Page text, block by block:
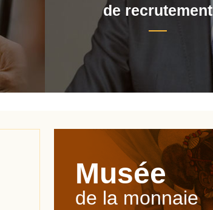
de recrutement
Musée
de la monnaie